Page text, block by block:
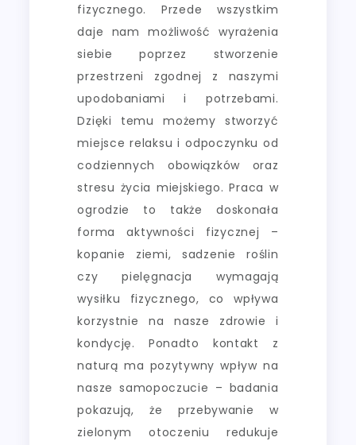
fizycznego. Przede wszystkim
daje nam możliwość wyrażenia
siebie poprzez stworzenie
przestrzeni zgodnej z naszymi
upodobaniami i potrzebami.
Dzięki temu możemy stworzyć
miejsce relaksu i odpoczynku od
codziennych obowiązków oraz
stresu życia miejskiego. Praca w
ogrodzie to także doskonała
forma aktywności fizycznej –
kopanie ziemi, sadzenie roślin
czy pielęgnacja wymagają
wysiłku fizycznego, co wpływa
korzystnie na nasze zdrowie i
kondycję. Ponadto kontakt z
naturą ma pozytywny wpływ na
nasze samopoczucie – badania
pokazują, że przebywanie w
zielonym otoczeniu redukuje